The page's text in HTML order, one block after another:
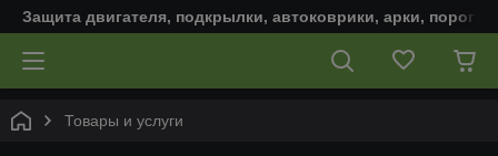
Защита двигателя, подкрылки, автоковрики, арки,
Товары и услуги